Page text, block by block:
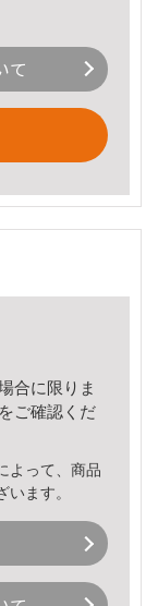
て
合に限りま
をご確認くだ
よって、商品
ます。